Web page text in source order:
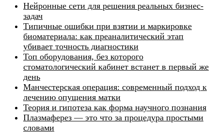
Нейронные сети для решения реальных бизнес-
задач
Типичные ошибки при взятии и маркировке
биоматериала: как преаналитический этап
убивает точность диагностики
Топ оборудования, без которого
стоматологический кабинет встанет в первый же
день
Манчестерская операция: современный подход к
лечению опущения матки
Теория и гипотеза как форма научного познания
Плазмаферез — это что за процедура простыми
словами